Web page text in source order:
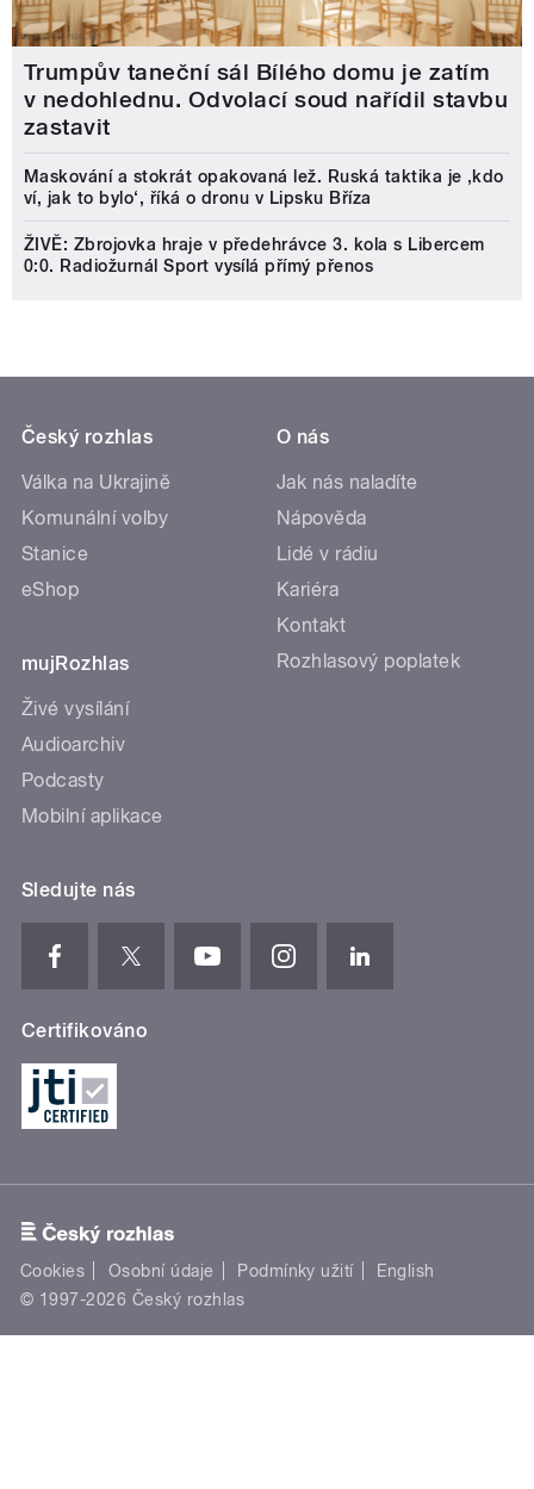
Trumpův taneční sál Bílého domu je zatím
v nedohlednu. Odvolací soud nařídil stavbu
zastavit
Maskování a stokrát opakovaná lež. Ruská taktika je ‚kdo
ví, jak to bylo‘, říká o dronu v Lipsku Bříza
ŽIVĚ: Zbrojovka hraje v předehrávce 3. kola s Libercem
0:0. Radiožurnál Sport vysílá přímý přenos
Český rozhlas
Válka na Ukrajině
Komunální volby
Stanice
eShop
mujRozhlas
Živé vysílání
Audioarchiv
Podcasty
Mobilní aplikace
O nás
Jak nás naladíte
Nápověda
Lidé v rádiu
Kariéra
Kontakt
Rozhlasový poplatek
Sledujte nás
Certifikováno
Cookies Osobní údaje Podmínky užití
English
© 1997-2026 Český rozhlas